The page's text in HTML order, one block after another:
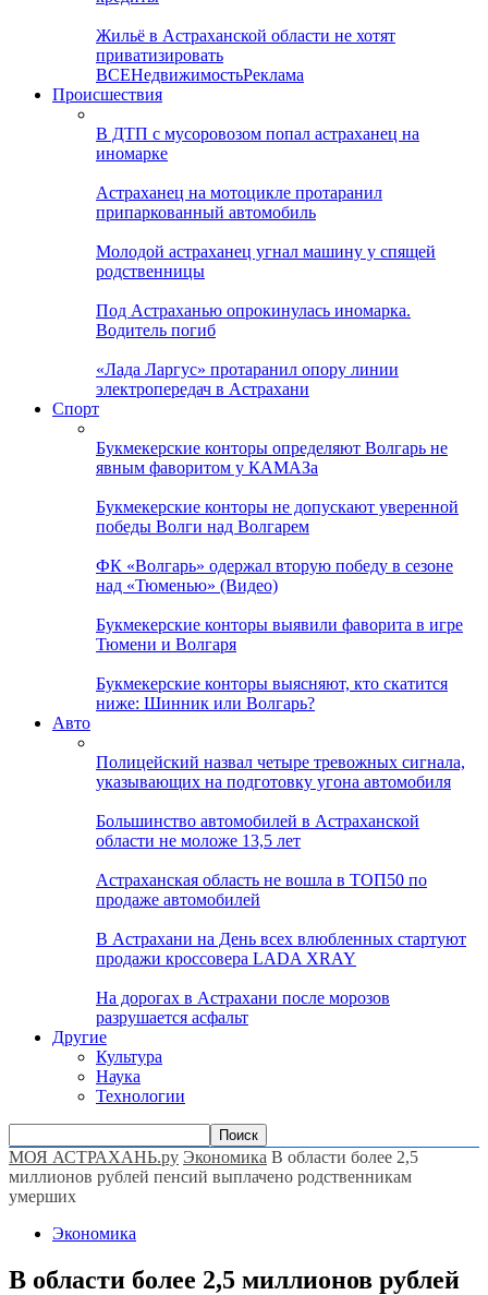
Жильё в Астраханской области не хотят
приватизировать
ВСЕНедвижимостьРеклама
Происшествия
В ДТП с мусоровозом попал астраханец на
иномарке
Астраханец на мотоцикле протаранил
припаркованный автомобиль
Молодой астраханец угнал машину у спящей
родственницы
Под Астраханью опрокинулась иномарка.
Водитель погиб
«Лада Ларгус» протаранил опору линии
электропередач в Астрахани
Спорт
Букмекерские конторы определяют Волгарь не
явным фаворитом у КАМАЗа
Букмекерские конторы не допускают уверенной
победы Волги над Волгарем
ФК «Волгарь» одержал вторую победу в сезоне
над «Тюменью» (Видео)
Букмекерские конторы выявили фаворита в игре
Тюмени и Волгаря
Букмекерские конторы выясняют, кто скатится
ниже: Шинник или Волгарь?
Авто
Полицейский назвал четыре тревожных сигнала,
указывающих на подготовку угона автомобиля
Большинство автомобилей в Астраханской
области не моложе 13,5 лет
Астраханская область не вошла в ТОП50 по
продаже автомобилей
В Астрахани на День всех влюбленных стартуют
продажи кроссовера LADA XRAY
На дорогах в Астрахани после морозов
разрушается асфальт
Другие
Культура
Наука
Технологии
МОЯ АСТРАХАНЬ.ру Экономика В области более 2,5
миллионов рублей пенсий выплачено родственникам
умерших
Экономика
В области более 2,5 миллионов рублей